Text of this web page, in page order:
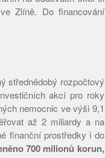
Zlíně. Do financování
střednědobý rozpočtový
akcí pro roky
nemocnic ve výši 9,1
až 2 miliardy a na
finanční prostředky i do
700 milionů korun,